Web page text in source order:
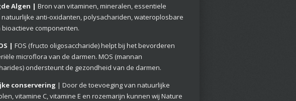
Algen | Bron van vitaminen, mineralen, essentiele
anti-oxidanten, polysachariden, wateroplosbare
componenten.
| FOS (fructo oligosaccharide) helpt bij het bevorderen
microflora van de darmen. MOS (mannan
ondersteunt de gezondheid van de darmen.
conservering | Door de toevoeging van natuurlijke
vitamine C, vitamine E en rozemarijn kunnen wij Nature